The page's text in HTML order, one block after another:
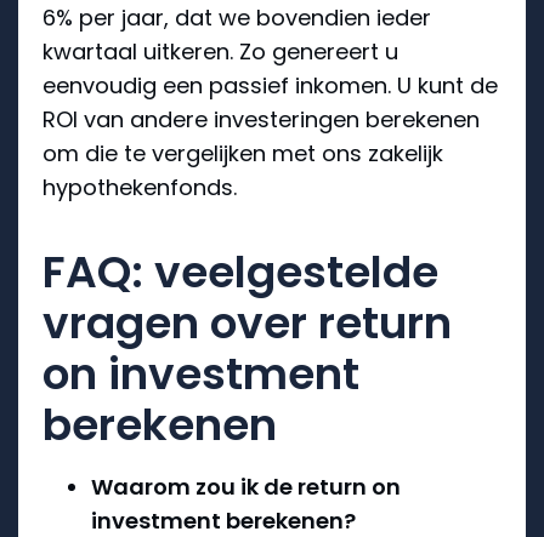
6% per jaar, dat we bovendien ieder
kwartaal uitkeren. Zo genereert u
eenvoudig een passief inkomen. U kunt de
ROI van andere investeringen berekenen
om die te vergelijken met ons zakelijk
hypothekenfonds.
FAQ: veelgestelde
vragen over return
on investment
berekenen
Waarom zou ik de return on
investment berekenen?